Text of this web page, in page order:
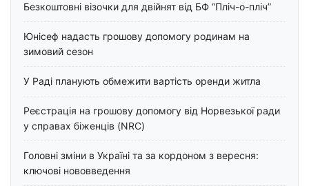
Безкоштовні візочки для двійнят від БФ “Пліч-о-пліч”
Юнісеф надасть грошову допомогу родинам на
зимовий сезон
У Раді планують обмежити вартість оренди житла
Реєстрація на грошову допомогу від Норвезької ради
у справах біженців (NRC)
Головні зміни в Україні та за кордоном з вересня:
ключові нововведення